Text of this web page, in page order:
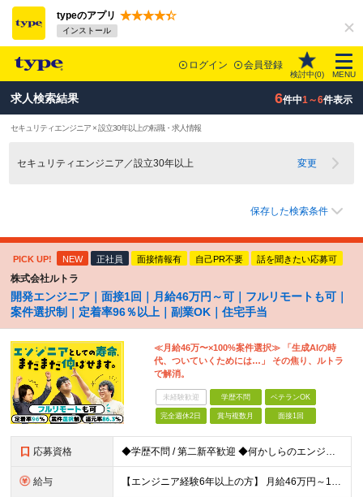
typeのアプリ
インストール
ログイン 会員登録
検討中(0) MENU
求人検索結果 6件中1～6件表示
セキュリティエンジニア × 設立30年以上の転職・求人情報
セキュリティエンジニア／設立30年以上 変更
保存した検索条件
PICK UP! NEW 正社員 面接情報有 自己PR不要 話を聞きたい応募可
株式会社ルトラ
開発エンジニア｜面接1回｜月給46万円～可｜フルリモートも可｜
案件選択制｜定着率96％以上｜副業OK｜住宅手当
≪月給46万〜×100%案件選択≫ 「生成AIの時
代、ついていくためには…」 その焦り、ルトラ
で解消。
未経験歓迎 学歴不問 ベテランOK
完全週休2日 賞与複数月 面接1回
応募資格 ◆学歴不問 / 第二新卒歓迎 ◆何かしらのエンジニア経験をお持ちの方 （言語・期間・フェーズ不問） 経験浅めの方も遠慮なくご応募ください！ ■入社前Q＆A ────── ◎実力に見合った報酬が手に
給与 【エンジニア経験6年以上の方】 月給46万円～100万円（固定残業代含む） ※上記月給には月30時間分の固定残業代（月8万7,400円～月19万円）を含む。超過分は全額支給。 【エンジニア経験4年以